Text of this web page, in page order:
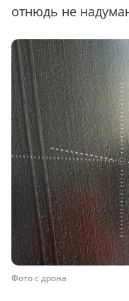
отнюдь не
Фото с дрона